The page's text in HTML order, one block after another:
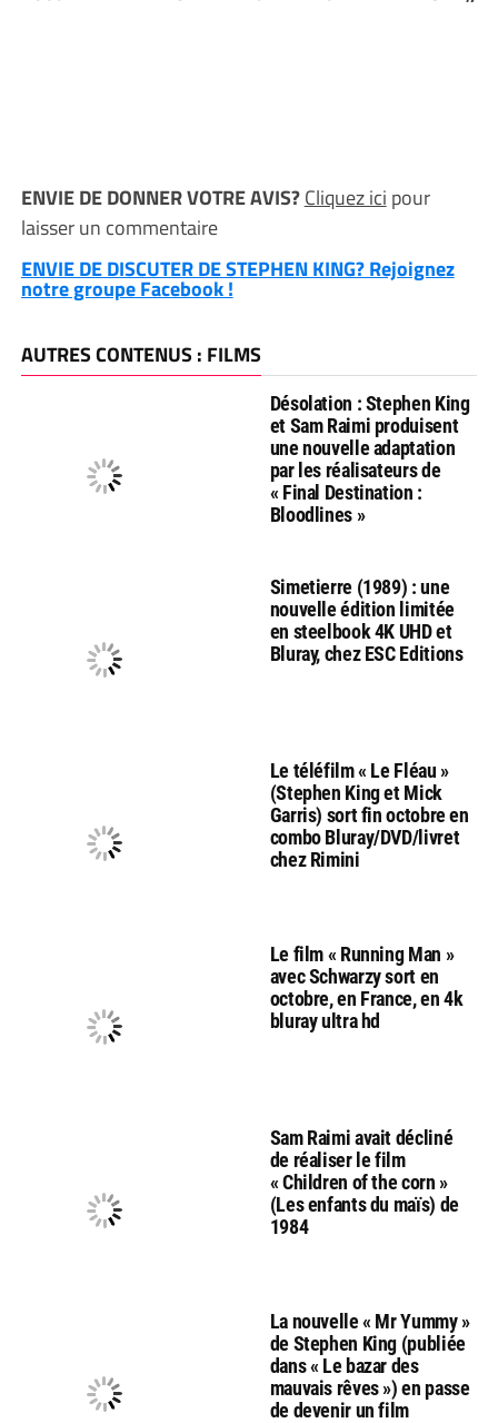
ENVIE DE DONNER VOTRE AVIS?Cliquez ici pour
laisser un commentaire
ENVIE DE DISCUTER DE STEPHEN KING? Rejoignez
notre groupe Facebook !
AUTRES CONTENUS : FILMS
Désolation : Stephen King
et Sam Raimi produisent
une nouvelle adaptation
par les réalisateurs de
« Final Destination :
Bloodlines »
Simetierre (1989) : une
nouvelle édition limitée
en steelbook 4K UHD et
Bluray, chez ESC Editions
Le téléfilm « Le Fléau »
(Stephen King et Mick
Garris) sort fin octobre en
combo Bluray/DVD/livret
chez Rimini
Le film « Running Man »
avec Schwarzy sort en
octobre, en France, en 4k
bluray ultra hd
Sam Raimi avait décliné
de réaliser le film
« Children of the corn »
(Les enfants du maïs) de
1984
La nouvelle « Mr Yummy »
de Stephen King (publiée
dans « Le bazar des
mauvais rêves ») en passe
de devenir un film